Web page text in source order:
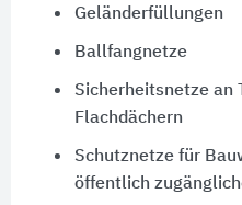
Geländerfüllungen
Ballfangnetze
Sicherheitsnetze an
Flachdächern
Schutznetze für
öffentlich